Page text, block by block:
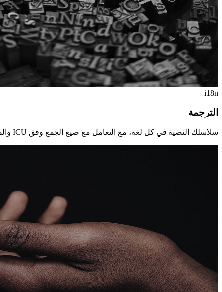
i18n
الترجمة
سلاسلك النصية في كل لغة، مع التعامل مع صيغ الجمع وفق ICU والمناطق والمساحات الاسمية.